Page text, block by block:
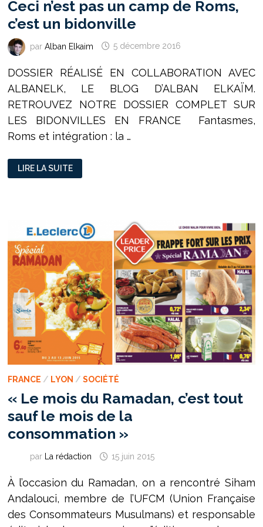
Ceci n’est pas un camp de Roms,
c’est un bidonville
par Alban Elkaim 5 décembre 2016
DOSSIER RÉALISÉ EN COLLABORATION AVEC
ALBANELK, LE BLOG D’ALBAN ELKAÏM.
RETROUVEZ NOTRE DOSSIER COMPLET SUR
LES BIDONVILLES EN FRANCE Fantasmes,
Roms et intégration : la …
CECI
N’EST
PAS
UN
BIDONVILLE
LIRE LA SUITE
FRANCE / LYON / SOCIÉTÉ
« Le mois du Ramadan, c’est tout
sauf le mois de la
consommation »
par La rédaction 15 juin 2015
À l’occasion du Ramadan, on a rencontré Siham
Andalouci, membre de l’UFCM (Union Française
des Consommateurs Musulmans) et responsable